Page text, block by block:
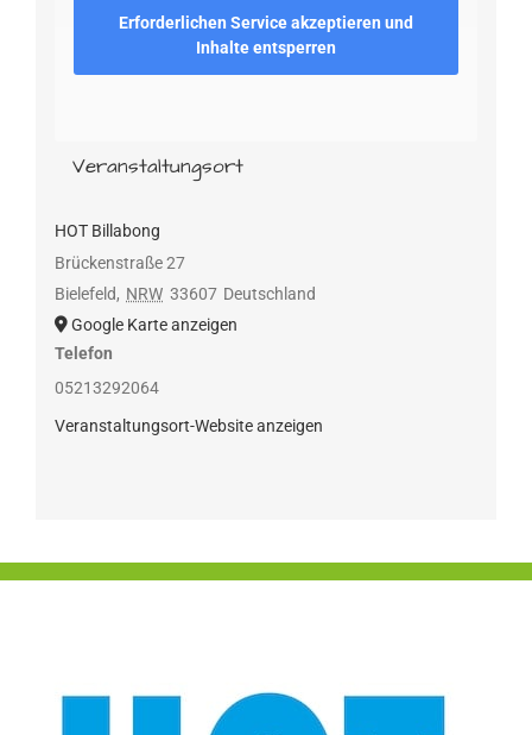
Veranstaltungsort
HOT Billabong
Brückenstraße 27
Bielefeld, NRW 33607 Deutschland
Google Karte anzeigen
Telefon
05213292064
Veranstaltungsort-Website anzeigen
Erforderlichen Service akzeptieren und
Inhalte entsperren